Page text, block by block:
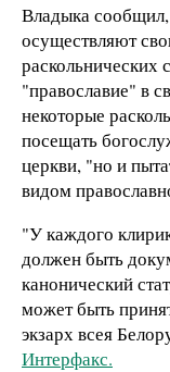
Владыка
осуществляют
"православие" в
некоторые
посещать
церкви, "но и
видом
"У каждого
должен быть
канонический
может быть
экзарх всея
Интерфакс.